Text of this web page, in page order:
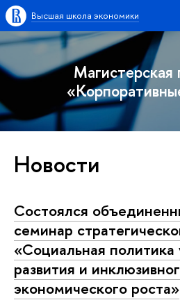
Высшая школа экономики
Магистерская
Новости
Состоялся
семинар
«Социальная политика
развития и
экономического роста»